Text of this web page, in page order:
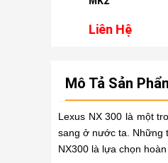
Liên Hệ
Mô Tả Sản
Lexus NX 300 là một
sang ở nước ta. Những
NX300 là lựa chọn